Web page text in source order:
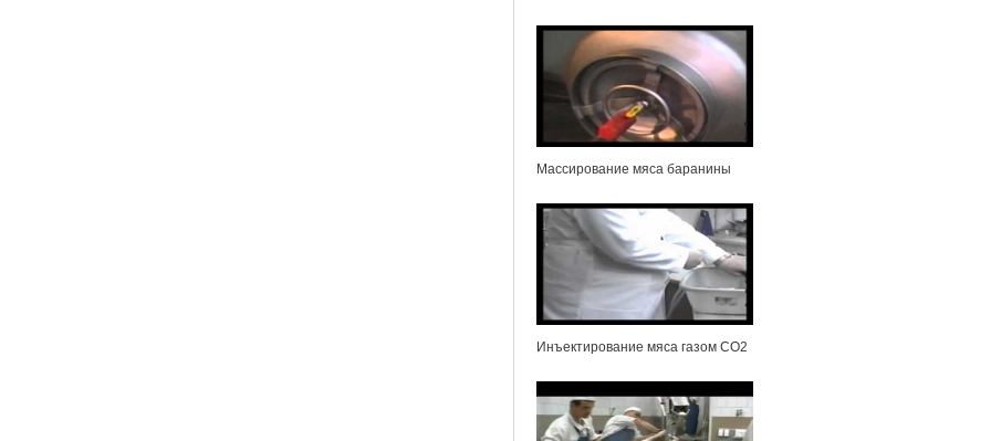
Массирование мяса баранины
Инъектирование мяса газом СО2